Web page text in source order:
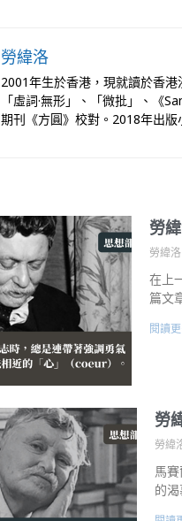
勞緯洛
2001年生於香港，現就讀於香
「虛詞·無形」、「微批」、《
期刊《方圓》校對。2018年出
勞
勞緯洛
在上
篇文
閱讀
勞
勞緯
馬
的